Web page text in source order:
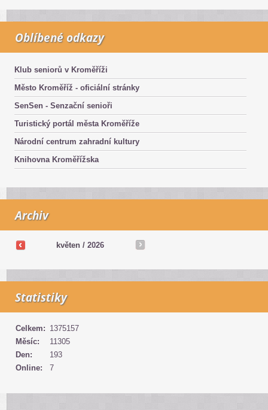
Oblíbené odkazy
Klub seniorů v Kroměříži
Město Kroměříž - oficiální stránky
SenSen - Senzační senioři
Turistický portál města Kroměříže
Národní centrum zahradní kultury
Knihovna Kroměřížska
Archiv
květen / 2026
Statistiky
Online: 7
Celkem: 1375157
Měsíc:
11305
Den:
193